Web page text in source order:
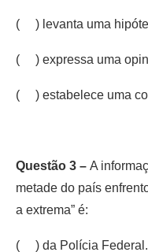
( ) levanta uma
( ) expressa uma
( ) estabelece uma
Questão 3 – A
metade do país
a extrema” é:
( ) da Polícia Federal.